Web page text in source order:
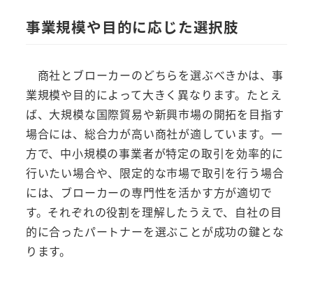
事業規模や目的に応じた選択肢
商社とブローカーのどちらを選ぶべきかは、事
業規模や目的によって大きく異なります。たとえ
ば、大規模な国際貿易や新興市場の開拓を目指す
場合には、総合力が高い商社が適しています。一
方で、中小規模の事業者が特定の取引を効率的に
行いたい場合や、限定的な市場で取引を行う場合
には、ブローカーの専門性を活かす方が適切で
す。それぞれの役割を理解したうえで、自社の目
的に合ったパートナーを選ぶことが成功の鍵とな
ります。